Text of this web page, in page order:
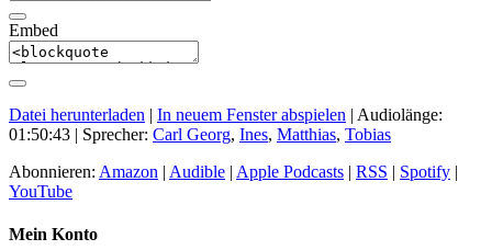
Embed
Datei herunterladen | In neuem Fenster abspielen | Audiolänge:
01:50:43 | Sprecher: Carl Georg, Ines, Matthias, Tobias
Abonnieren: Amazon | Audible | Apple Podcasts | RSS | Spotify |
YouTube
Mein Konto